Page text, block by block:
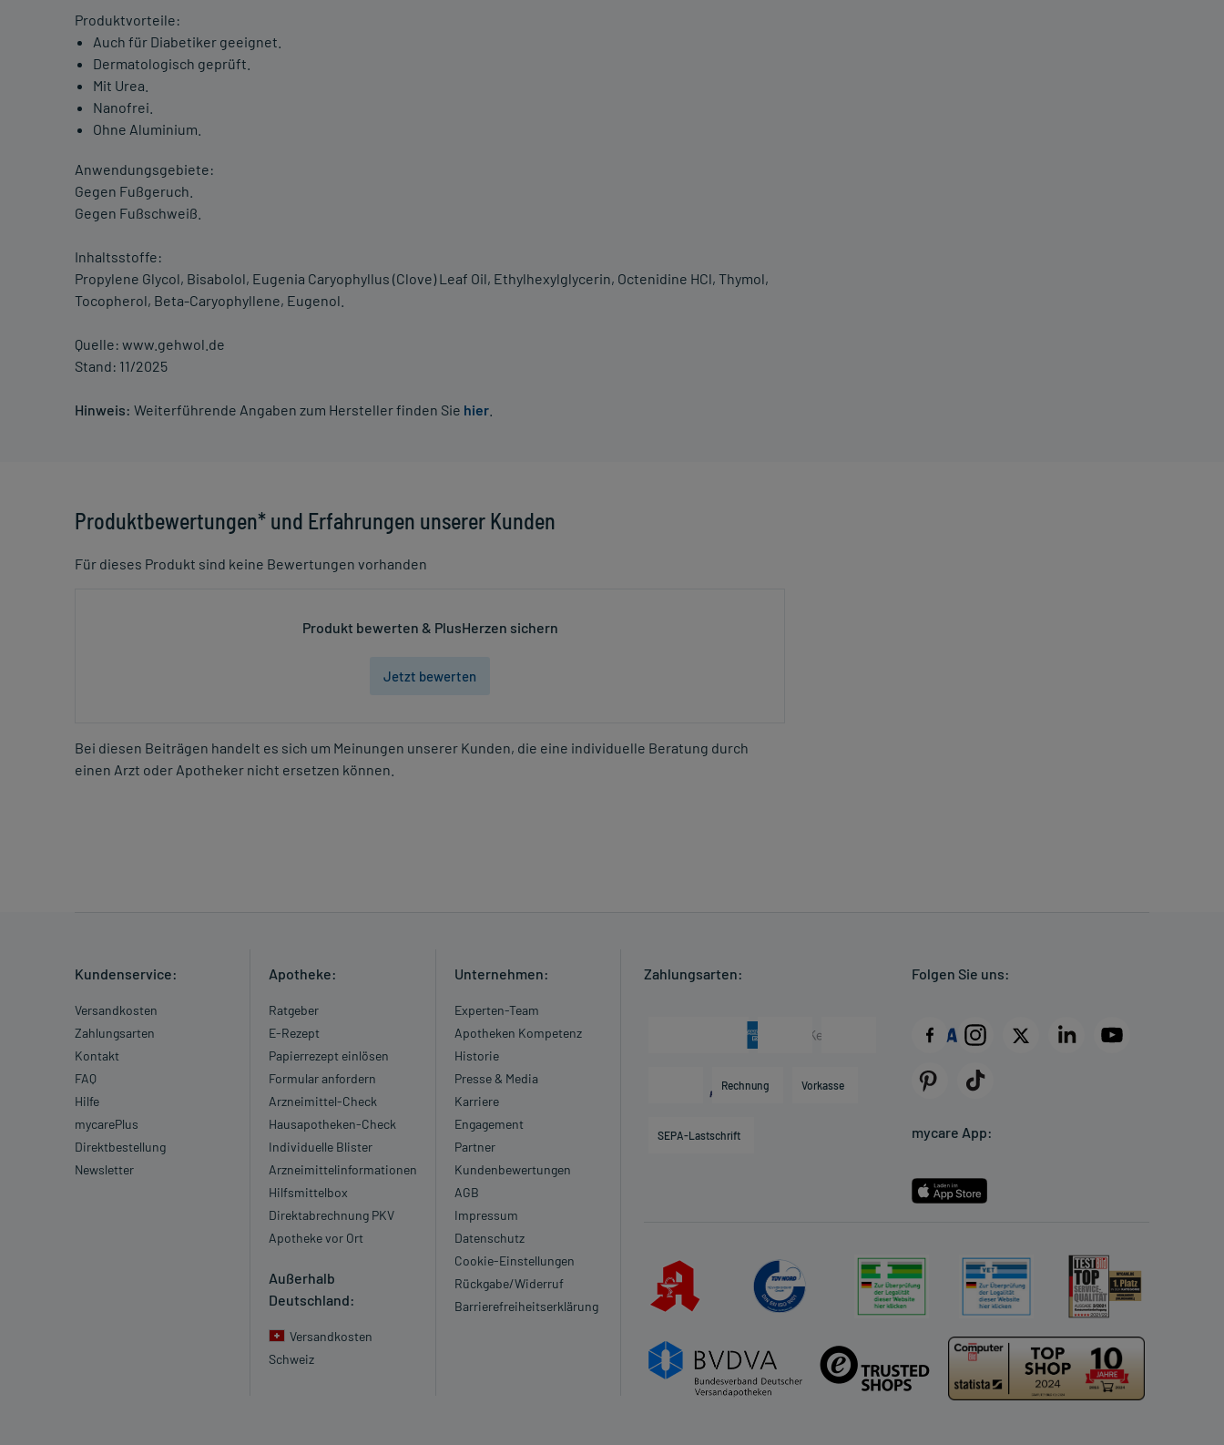
Produktvorteile:
Auch für Diabetiker geeignet.
Dermatologisch geprüft.
Mit Urea.
Nanofrei.
Ohne Aluminium.
Anwendungsgebiete:
Gegen Fußgeruch.
Gegen Fußschweiß.
Inhaltsstoffe:
Propylene Glycol, Bisabolol, Eugenia Caryophyllus (Clove) Leaf Oil, Ethylhexylglycerin, Octenidine HCl, Thymol,
Tocopherol, Beta-Caryophyllene, Eugenol.
Quelle: www.gehwol.de
Stand: 11/2025
Hinweis: Weiterführende Angaben zum Hersteller finden Sie hier
Produktbewertungen* und Erfahrungen unserer Kunden
Für dieses Produkt sind keine Bewertungen vorhanden
Produkt bewerten & PlusHerzen sichern
Jetzt bewerten
Bei diesen Beiträgen handelt es sich um Meinungen unserer Kunden, die eine individuelle Beratung durch
einen Arzt oder Apotheker nicht ersetzen können.
Kundenservice:
Versandkosten
Zahlungsarten
Kontakt
FAQ
Hilfe
mycarePlus
Direktbestellung
Newsletter
Apotheke:
Ratgeber
E-Rezept
Papierrezept einlösen
Formular anfordern
Arzneimittel-Check
Hausapotheken-Check
Individuelle Blister
Arzneimittelinformationen
Hilfsmittelbox
Direktabrechnung PKV
Apotheke vor Ort
Außerhalb
Deutschland:
Versandkosten
Schweiz
Unternehmen:
Experten-Team
Apotheken Kompetenz
Historie
Presse & Media
Karriere
Engagement
Partner
Kundenbewertungen
AGB
Impressum
Datenschutz
Cookie-Einstellungen
Rückgabe/Widerruf
Barrierefreiheitserklärung
Zahlungsarten:
Rechnung Vorkasse
SEPA-Lastschrift
Folgen Sie uns:
mycare App: